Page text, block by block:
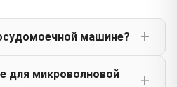
машине?
для микроволновой